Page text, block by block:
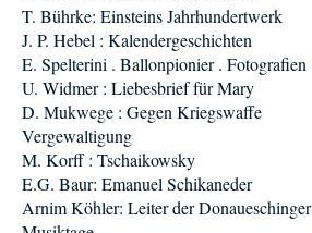
T. Bührke: Einsteins Jahrhundertwerk
J. P. Hebel : Kalendergeschichten
E. Spelterini . Ballonpionier . Fotografien
U. Widmer : Liebesbrief für Mary
D. Mukwege : Gegen Kriegswaffe
Vergewaltigung
M. Korff : Tschaikowsky
E.G. Baur: Emanuel Schikaneder
Arnim Köhler: Leiter der Donaueschinger